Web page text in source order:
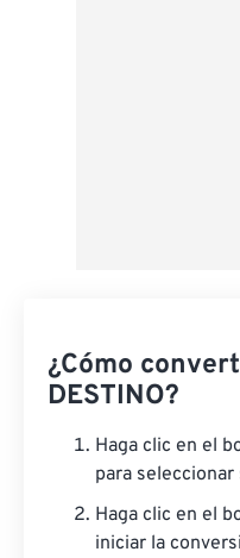
¿Cómo
DESTINO?
Haga clic en el
para seleccionar
Haga clic en el
iniciar la